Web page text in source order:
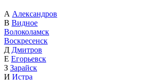
А Александров
В Видное
Волоколамск
Воскресенск
Д Дмитров
Е Егорьевск
З Зарайск
И Истра